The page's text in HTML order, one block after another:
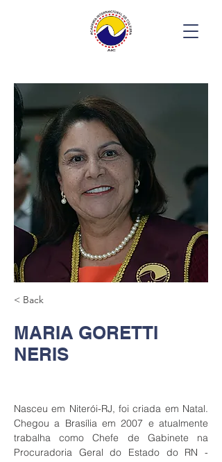
< Back
MARIA GORETTI
NERIS
Nasceu em Niterói-RJ, foi criada em Natal.
Chegou a Brasília em 2007 e atualmente
trabalha como Chefe de Gabinete na
Procuradoria Geral do Estado do RN -